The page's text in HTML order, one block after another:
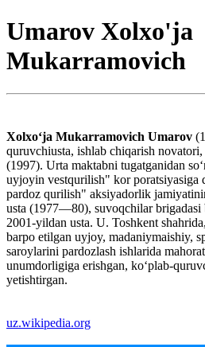
Umarov Xolxo'ja
Mukarramovich
Xolxoʻja Mukarramovich Umarov
quruvchiusta, ishlab chiqarish
(1997). Urta maktabni tugatganidan
uyjoyin vestqurilish" kor poratsiyasiga
pardoz qurilish" aksiyadorlik
usta (1977—80), suvoqchilar
2001-yildan usta. U. Toshkent
barpo etilgan uyjoy, madaniymaishiy,
saroylarini pardozlash ishlarida
unumdorligiga erishgan, koʻplab-
yetishtirgan.
uz.wikipedia.org